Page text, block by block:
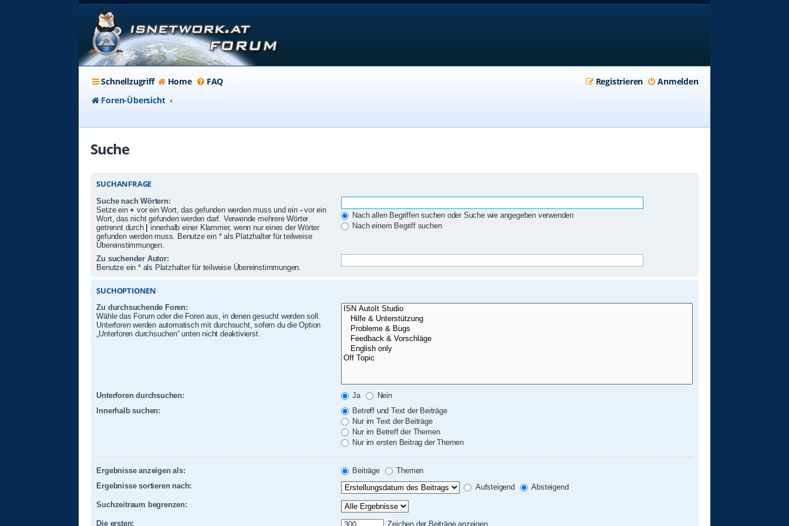
Schnellzugriff Home FAQ Anmelden
Registrieren
Foren-Übersicht
Suche
SUCHANFRAGE
Suche nach Wörtern:
Setze ein+ vor ein Wort, das gefunden werden muss und ein -vor ein
Wort, das nicht gefunden werden darf. Verwende mehrere Wörter
getrennt durch | innerhalb einer Klammer, wenn nur eines der Wörter
gefunden werden muss. Benutze ein * als Platzhalter für teilweise
Übereinstimmungen.
Nach allen Begriffen suchen oder Suche wie angegeben verwenden
Nach einem Begriff suchen
Zu suchender Autor:
Benutze ein * als Platzhalter für teilweise Übereinstimmungen.
SUCHOPTIONEN
Zu durchsuchende Foren:
Wähle das Forum oder die Foren aus, in denen gesucht werden soll.
Unterforen werden automatisch mit durchsucht, sofern du die Option
„Unterforen durchsuchen“ unten nicht deaktivierst.
Unterforen durchsuchen: Ja
Nein
Innerhalb suchen:
Betreff und Text der Beiträge
Nur im Text der Beiträge
Nur im Betreff der Themen
Nur im ersten Beitrag der Themen
Ergebnisse anzeigen als: Beiträge
Themen
Ergebnisse sortieren nach:
Aufsteigend Absteigend
Suchzeitraum begrenzen:
Die ersten: Zeichen der Beiträge anzeigen